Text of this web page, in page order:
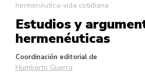
galería
imágenes
hermenéutica-vida cotidiana
Estudios y
hermenéuticas
Coordinación editorial de
Humberto Guerra